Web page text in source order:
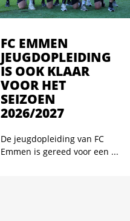
FC EMMEN
JEUGDOPLEIDING
IS OOK KLAAR
VOOR HET
SEIZOEN
2026/2027
De jeugdopleiding van FC
Emmen is gereed voor een ...